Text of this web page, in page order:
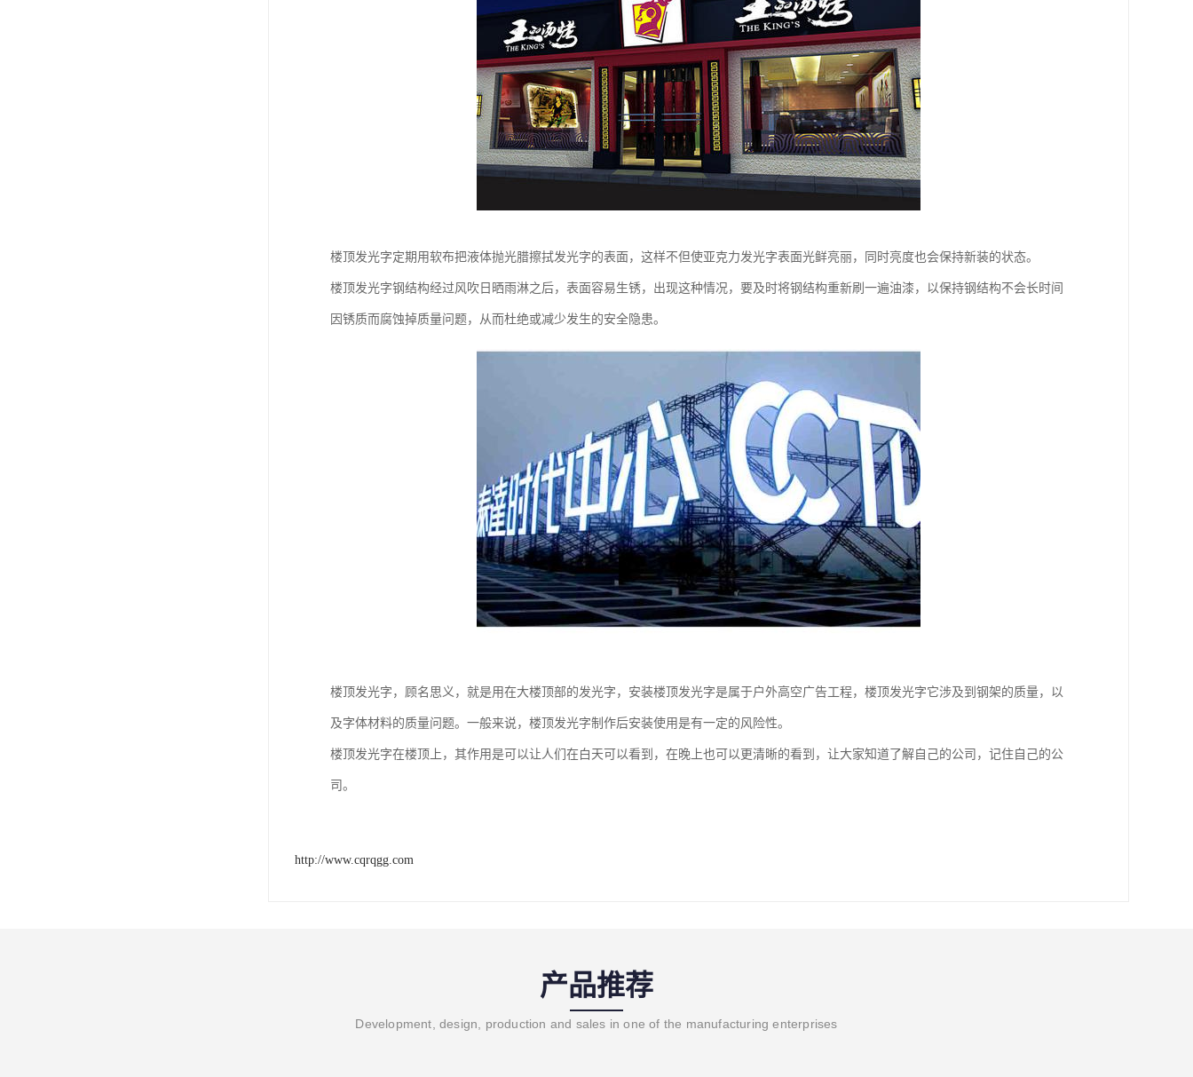
楼顶发光字定期用软布把液体抛光腊擦拭发光字的表面，这样不但使亚克力发光字表面光鲜亮丽，同时亮度也会保持新装的状态。
楼顶发光字钢结构经过风吹日晒雨淋之后，表面容易生锈，出现这种情况，要及时将钢结构重新刷一遍油漆，以保持钢结构不会长时间
因锈质而腐蚀掉质量问题，从而杜绝或减少发生的安全隐患。
楼顶发光字，顾名思义，就是用在大楼顶部的发光字，安装楼顶发光字是属于户外高空广告工程，楼顶发光字它涉及到钢架的质量，以
及字体材料的质量问题。一般来说，楼顶发光字制作后安装使用是有一定的风险性。
楼顶发光字在楼顶上，其作用是可以让人们在白天可以看到，在晚上也可以更清晰的看到，让大家知道了解自己的公司，记住自己的公
司。
http://www.cqrqgg.com
产品推荐
Development, design, production and sales in one of the manufacturing enterprises